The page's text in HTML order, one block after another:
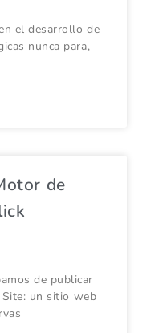
el desarrollo de
nunca para,
de
de publicar
un sitio web